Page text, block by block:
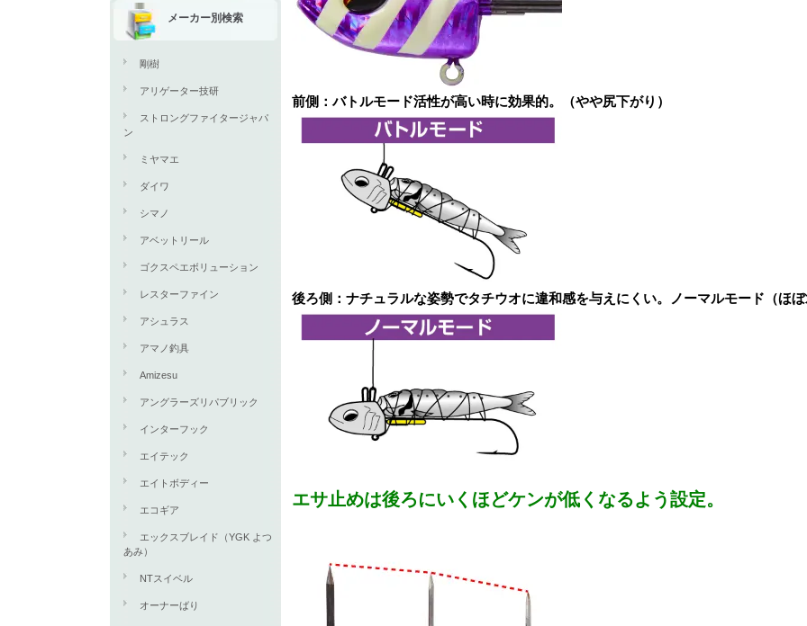
メーカー別検索
剛樹
アリゲーター技研
ストロングファイタージャパ
ン
ミヤマエ
ダイワ
シマノ
アベットリール
ゴクスペエボリューション
レスターファイン
アシュラス
アマノ釣具
Amizesu
アングラーズリパブリック
インターフック
エイテック
エイトボディー
エコギア
エックスブレイド（YGK よつ
あみ）
NTスイベル
オーナーばり
前側：バトルモード活性が高い時に効果的。（やや尻下がり）
後ろ側：ナチュラルな姿勢でタチウオに違和感を与えにくい。ノーマルモード（ほ
エサ止めは後ろにいくほどケンが低くなるよう設定。